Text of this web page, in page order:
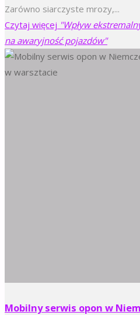
Zarówno siarczyste mrozy,...
Czytaj więcej "Wpływ
na awaryjność pojazdów"
Mobilny serwis opon w